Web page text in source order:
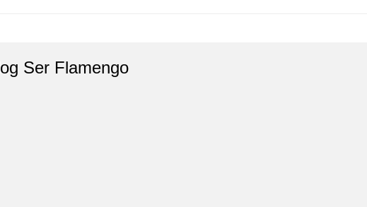
Ser Flamengo